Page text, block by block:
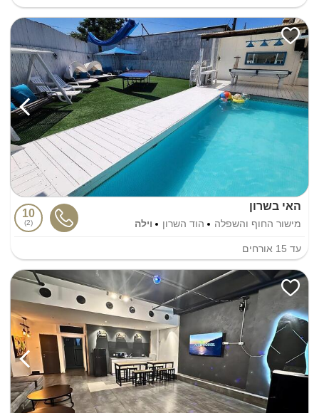
האי בשרון
מישור החוף והשפלה הוד השרון וילה
10
2
עד 15 אורחים